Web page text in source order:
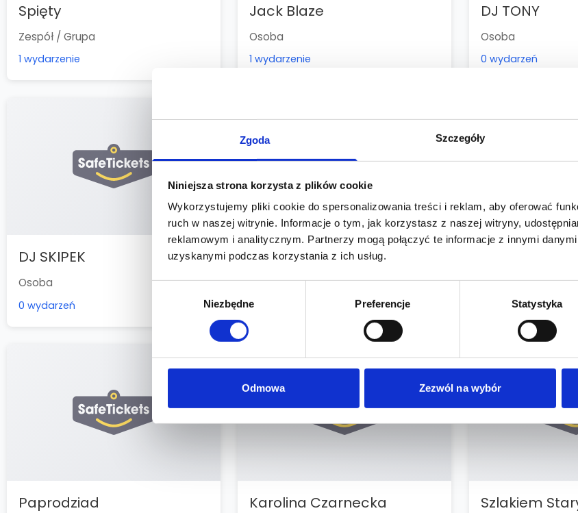
Zgoda Szczegóły
Niniejsza strona korzysta z plików cookie
Wykorzystujemy pliki cookie do spersonalizowania treści i reklam, aby oferować
ruch w naszej witrynie. Informacje o tym, jak korzystasz z naszej witryny,
reklamowym i analitycznym. Partnerzy mogą połączyć te informacje z innymi
uzyskanymi podczas korzystania z ich usług.
Niezbędne Preferencje Statystyka
Odmowa Zezwól na wybór
Spięty
Zespół / Grupa
1 wydarzenie
Jack Blaze
Osoba
1 wydarzenie
DJ TONY
Osoba
0 wydarzeń
DJ SKIPEK
Osoba
0 wydarzeń
Elektryczna Papuga
Zespół / Grupa
0 wydarzeń
Osoba
0 wydarzeń
Paprodziad Karolina Czarnecka Szlakiem